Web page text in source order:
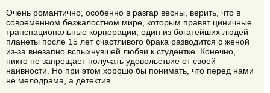
Очень романтично, особенно в разгар весны, верить, что в
современном безжалостном мире, которым правят циничные
транснациональные корпорации, один из богатейших людей
планеты после 15 лет счастливого брака разводится с женой
из-за внезапно вспыхнувшей любви к студентке. Конечно,
никто не запрещает получать удовольствие от своей
наивности. Но при этом хорошо бы понимать, что перед нами
не мелодрама, а детектив.